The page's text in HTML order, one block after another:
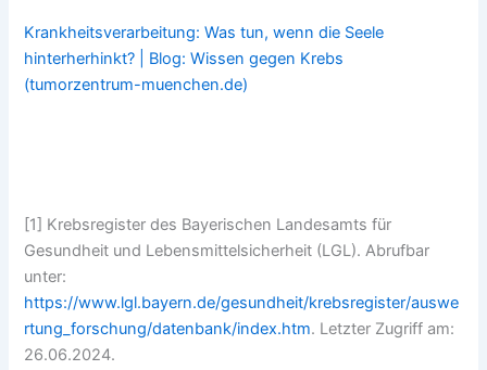
Krankheitsverarbeitung: Was tun, wenn die Seele
hinterherhinkt? | Blog: Wissen gegen Krebs
(tumorzentrum-muenchen.de)
[1] Krebsregister des Bayerischen Landesamts für
Gesundheit und Lebensmittelsicherheit (LGL). Abrufbar
unter:
https://www.lgl.bayern.de/gesundheit/krebsregister/auswe
rtung_forschung/datenbank/index.htm. Letzter Zugriff am:
26.06.2024.